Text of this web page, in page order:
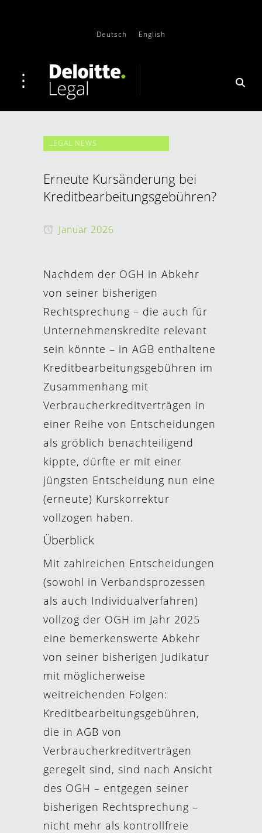
Deutsch English
LEGAL NEWS
Erneute Kursänderung bei
Kreditbearbeitungsgebühren?
Januar 2026
Nachdem der OGH in Abkehr
von seiner bisherigen
Rechtsprechung – die auch für
Unternehmenskredite relevant
sein könnte – in AGB enthaltene
Kreditbearbeitungsgebühren im
Zusammenhang mit
Verbraucherkreditverträgen in
einer Reihe von Entscheidungen
als gröblich benachteiligend
kippte, dürfte er mit einer
jüngsten Entscheidung nun eine
(erneute) Kurskorrektur
vollzogen haben.
Überblick
Mit zahlreichen Entscheidungen
(sowohl in Verbandsprozessen
als auch Individualverfahren)
vollzog der OGH im Jahr 2025
eine bemerkenswerte Abkehr
von seiner bisherigen Judikatur
mit möglicherweise
weitreichenden Folgen:
Kreditbearbeitungsgebühren,
die in AGB von
Verbraucherkreditverträgen
geregelt sind, sind nach Ansicht
des OGH – entgegen seiner
bisherigen Rechtsprechung –
nicht mehr als kontrollfreie